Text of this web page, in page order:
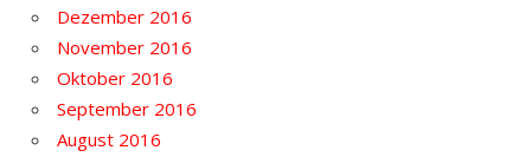
Dezember 2016
November 2016
Oktober 2016
September 2016
August 2016